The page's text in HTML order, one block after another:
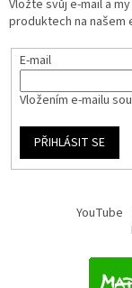
Vložte svůj e-mail a
produktech na našem
E-mail
Vložením e-mailu
PŘIHLÁSIT SE
YouTube